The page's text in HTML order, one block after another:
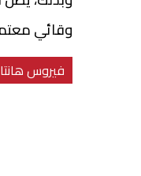
وقائي
فيروس هانتا